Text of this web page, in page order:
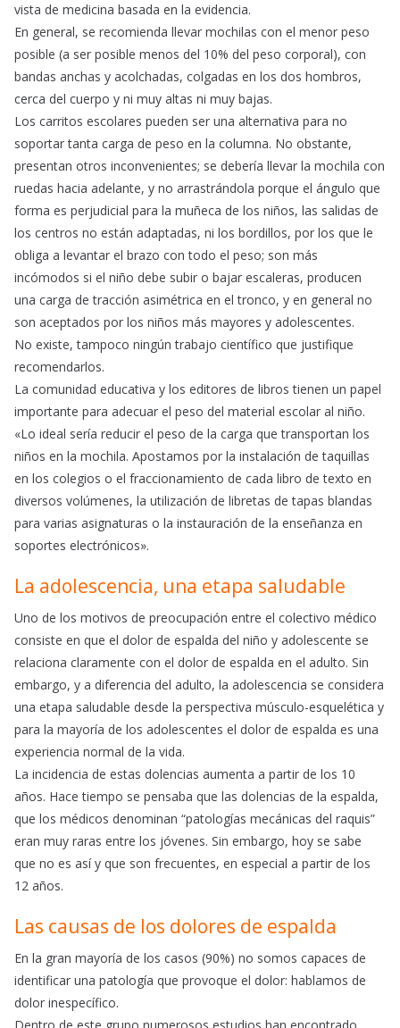
vista de medicina basada en la evidencia.
En general, se recomienda llevar mochilas con el menor peso
posible (a ser posible menos del 10% del peso corporal), con
bandas anchas y acolchadas, colgadas en los dos hombros,
cerca del cuerpo y ni muy altas ni muy bajas.
Los carritos escolares pueden ser una alternativa para no
soportar tanta carga de peso en la columna. No obstante,
presentan otros inconvenientes; se debería llevar la mochila con
ruedas hacia adelante, y no arrastrándola porque el ángulo que
forma es perjudicial para la muñeca de los niños, las salidas de
los centros no están adaptadas, ni los bordillos, por los que le
obliga a levantar el brazo con todo el peso; son más
incómodos si el niño debe subir o bajar escaleras, producen
una carga de tracción asimétrica en el tronco, y en general no
son aceptados por los niños más mayores y adolescentes.
No existe, tampoco ningún trabajo científico que justifique
recomendarlos.
La comunidad educativa y los editores de libros tienen un papel
importante para adecuar el peso del material escolar al niño.
«Lo ideal sería reducir el peso de la carga que transportan los
niños en la mochila. Apostamos por la instalación de taquillas
en los colegios o el fraccionamiento de cada libro de texto en
diversos volúmenes, la utilización de libretas de tapas blandas
para varias asignaturas o la instauración de la enseñanza en
soportes electrónicos».
La adolescencia, una etapa saludable
Uno de los motivos de preocupación entre el colectivo médico
consiste en que el dolor de espalda del niño y adolescente se
relaciona claramente con el dolor de espalda en el adulto. Sin
embargo, y a diferencia del adulto, la adolescencia se considera
una etapa saludable desde la perspectiva músculo-esquelética y
para la mayoría de los adolescentes el dolor de espalda es una
experiencia normal de la vida.
La incidencia de estas dolencias aumenta a partir de los 10
años. Hace tiempo se pensaba que las dolencias de la espalda,
que los médicos denominan “patologías mecánicas del raquis”
eran muy raras entre los jóvenes. Sin embargo, hoy se sabe
que no es así y que son frecuentes, en especial a partir de los
12 años.
Las causas de los dolores de espalda
En la gran mayoría de los casos (90%) no somos capaces de
identificar una patología que provoque el dolor: hablamos de
dolor inespecífico.